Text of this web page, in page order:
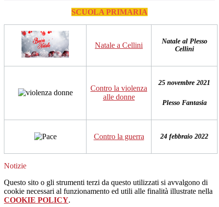
SCUOLA PRIMARIA
Natale a Cellini
Natale al Plesso
Cellini
Contro la violenza
alle donne
25 novembre 2021
Plesso Fantasia
Contro la guerra 24 febbraio 2022
Notizie
Questo sito o gli strumenti terzi da questo utilizzati si avvalgono di
cookie necessari al funzionamento ed utili alle finalità illustrate nella
COOKIE POLICY.